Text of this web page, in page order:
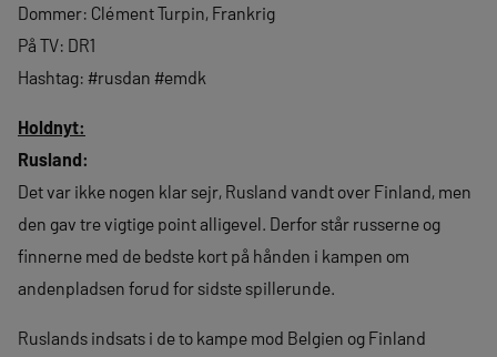
Dommer: Clément Turpin, Frankrig
På TV: DR1
Hashtag: #rusdan #emdk
Holdnyt:
Rusland:
Det var ikke nogen klar sejr, Rusland vandt over Finland, men
den gav tre vigtige point alligevel. Derfor står russerne og
finnerne med de bedste kort på hånden i kampen om
andenpladsen forud for sidste spillerunde.
Ruslands indsats i de to kampe mod Belgien og Finland